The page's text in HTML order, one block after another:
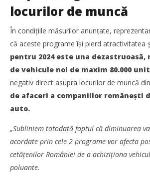
dezvoltarea transportului de marfă în
Negre
Bianca
Florescu
locurilor de muncă
În condițiile măsurilor anunțate,
că aceste programe își pierd atractivitatea
pentru 2024 este una dezastruoasă,
de vehicule noi de maxim 80.000
negativ direct asupra locurilor de muncă
de afaceri a companiilor românești
auto.
„Subliniem totodată faptul că diminuarea
acordate prin cele 2 programe vor afecta
cetățenilor României de a achiziționa
poluante.